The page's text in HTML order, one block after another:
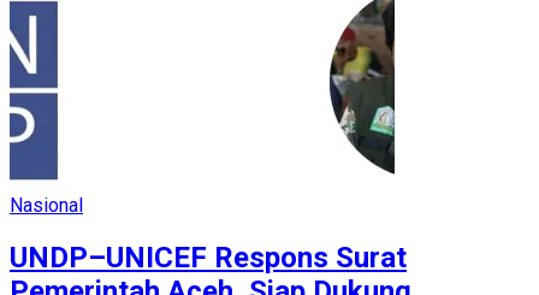
Nasional
UNDP–UNICEF Respons Surat